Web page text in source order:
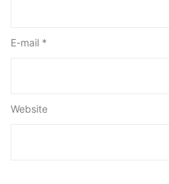
E-mail *
Website